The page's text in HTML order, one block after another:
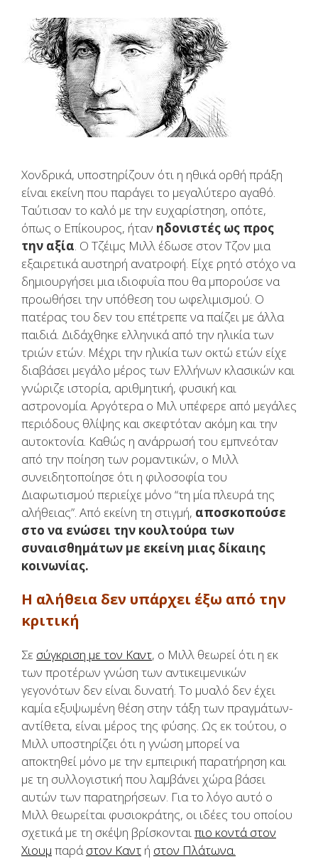
Χονδρικά, υποστηρίζουν ότι η ηθικά ορθή πράξη
είναι εκείνη που παράγει το μεγαλύτερο αγαθό.
Ταύτισαν το καλό με την ευχαρίστηση, οπότε,
όπως ο Επίκουρος, ήταν ηδονιστές ως προς
την αξία. Ο Τζέιμς Μιλλ έδωσε στον Τζον μια
εξαιρετικά αυστηρή ανατροφή. Είχε ρητό στόχο να
δημιουργήσει μια ιδιοφυΐα που θα μπορούσε να
προωθήσει την υπόθεση του ωφελιμισμού. Ο
πατέρας του δεν του επέτρεπε να παίζει με άλλα
παιδιά. Διδάχθηκε ελληνικά από την ηλικία των
τριών ετών. Μέχρι την ηλικία των οκτώ ετών είχε
διαβάσει μεγάλο μέρος των Ελλήνων κλασικών και
γνώριζε ιστορία, αριθμητική, φυσική και
αστρονομία. Αργότερα ο Μιλ υπέφερε από μεγάλες
περιόδους θλίψης και σκεφτόταν ακόμη και την
αυτοκτονία. Καθώς η ανάρρωσή του εμπνεόταν
από την ποίηση των ρομαντικών, ο Μιλλ
συνειδητοποίησε ότι η φιλοσοφία του
Διαφωτισμού περιείχε μόνο “τη μία πλευρά της
αλήθειας”. Από εκείνη τη στιγμή, αποσκοπούσε
στο να ενώσει την κουλτούρα των
συναισθημάτων με εκείνη μιας δίκαιης
κοινωνίας.
Η αλήθεια δεν υπάρχει έξω από την
κριτική
Σε σύγκριση με τον Καντ, ο Μιλλ θεωρεί ότι η εκ
των προτέρων γνώση των αντικειμενικών
γεγονότων δεν είναι δυνατή. Το μυαλό δεν έχει
καμία εξυψωμένη θέση στην τάξη των πραγμάτων-
αντίθετα, είναι μέρος της φύσης. Ως εκ τούτου, ο
Μιλλ υποστηρίζει ότι η γνώση μπορεί να
αποκτηθεί μόνο με την εμπειρική παρατήρηση και
με τη συλλογιστική που λαμβάνει χώρα βάσει
αυτών των παρατηρήσεων. Για το λόγο αυτό ο
Μιλλ θεωρείται φυσιοκράτης, οι ιδέες του οποίου
σχετικά με τη σκέψη βρίσκονταιπιο κοντά στον
Χιουμ παράστον Καντ ή στον Πλάτωνα.